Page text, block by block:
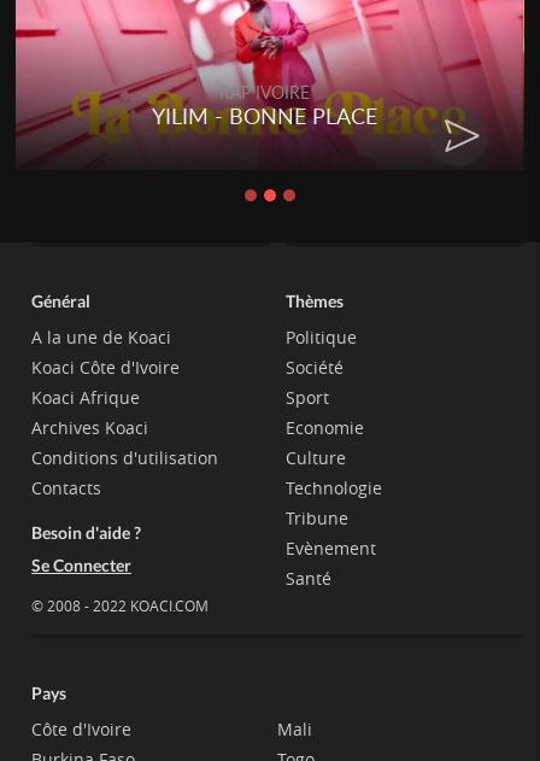
RAP IVOIRE
YILIM - BONNE PLACE
Général
A la une de Koaci
Koaci Côte d'Ivoire
Koaci Afrique
Archives Koaci
Conditions d'utilisation
Contacts
Besoin d'aide ?
Se Connecter
© 2008 - 2022 KOACI.COM
Thèmes
Politique
Société
Sport
Economie
Culture
Technologie
Tribune
Evènement
Santé
Pays
Côte d'Ivoire
Mali